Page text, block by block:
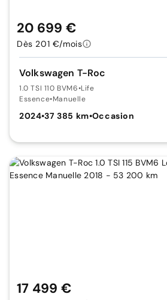
Volkswagen T-Roc
1.0 TSI 110 BVM6•Life
Essence•Manuelle
2024•37 385 km•Occasion
20 699 €
Dès 201 €/mois
17 499 €